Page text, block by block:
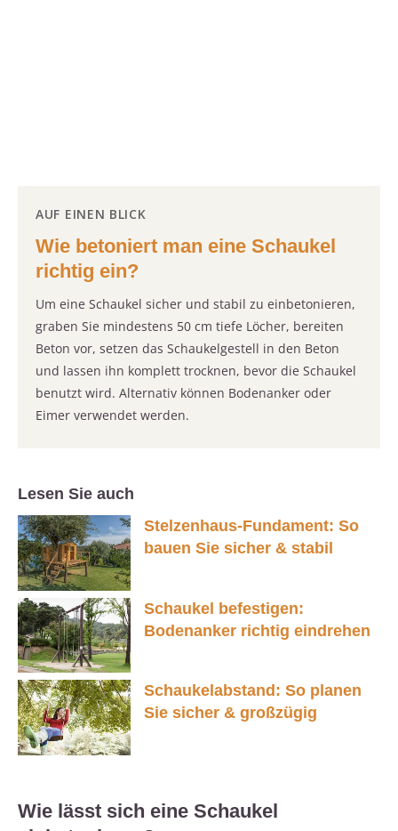
AUF EINEN BLICK
Wie betoniert man eine Schaukel
richtig ein?
Um eine Schaukel sicher und stabil zu einbetonieren,
graben Sie mindestens 50 cm tiefe Löcher, bereiten
Beton vor, setzen das Schaukelgestell in den Beton
und lassen ihn komplett trocknen, bevor die Schaukel
benutzt wird. Alternativ können Bodenanker oder
Eimer verwendet werden.
Lesen Sie auch
Stelzenhaus-Fundament: So
bauen Sie sicher & stabil
Schaukel befestigen:
Bodenanker richtig eindrehen
Schaukelabstand: So planen
Sie sicher & großzügig
Wie lässt sich eine Schaukel